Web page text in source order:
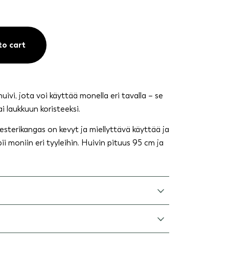
cart
jota voi käyttää monella eri tavalla – se
laukkuun koristeeksi.
on kevyt ja miellyttävä käyttää ja
moniin eri tyyleihin. Huivin pituus 95 cm ja